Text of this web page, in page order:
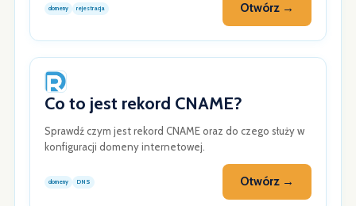
domeny rejestracja Otwórz →
Co to jest rekord CNAME?
Sprawdź czym jest rekord CNAME oraz do czego służy w
konfiguracji domeny internetowej.
domeny DNS Otwórz →